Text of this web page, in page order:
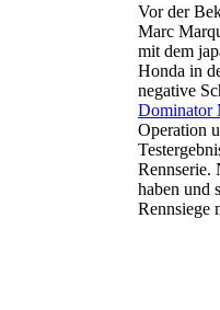
Vor der
Marc
mit dem
Honda in
negative
Dominator
Operation
Rennserie.
haben und
Rennsiege